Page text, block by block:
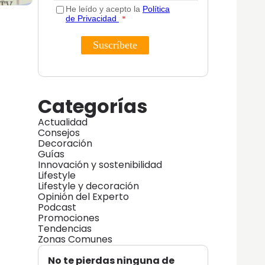
Categorías
Actualidad
Consejos
Decoración
Guías
Innovación y sostenibilidad
Lifestyle
Lifestyle y decoración
Opinión del Experto
Podcast
Promociones
Tendencias
Zonas Comunes
No te pierdas ninguna de